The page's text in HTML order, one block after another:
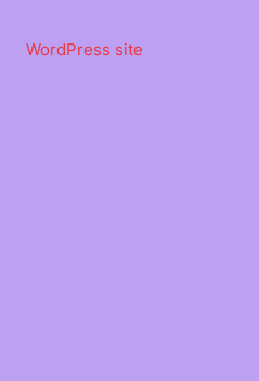
περιεχόμενο
WordPress site